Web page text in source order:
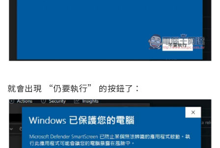
就會出現 “仍要執行” 的按鈕了：